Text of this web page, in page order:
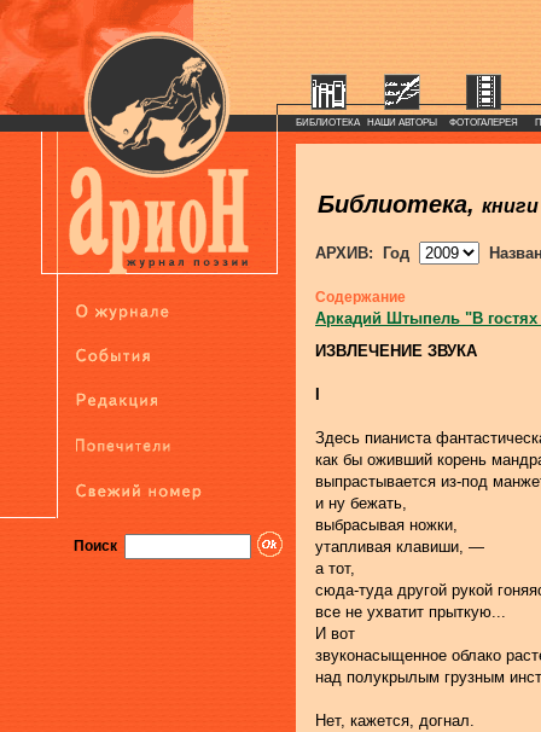
Поиск
БИБЛИОТЕКА НАШИ АВТОРЫ ФОТОГАЛЕРЕЯ
Библиотека, книги
АРХИВ: Год
Содержание
Аркадий Штыпель "В
ИЗВЛЕЧЕНИЕ ЗВУКА
Здесь пианиста
как бы оживший корень
выпрастывается из-под
и ну бежать,
выбрасывая ножки,
утапливая клавиши, —
а тот,
сюда-туда другой рукой
все не ухватит прыткую...
И вот
звуконасыщенное облако
над полукрылым грузным
Нет, кажется, догнал.